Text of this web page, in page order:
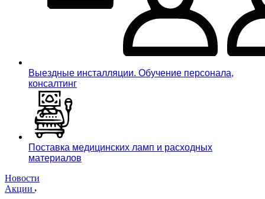
Выездные инсталляции. Обучение персонала,
консалтинг
Поставка медицинских ламп и расходных
материалов
Новости
Акции